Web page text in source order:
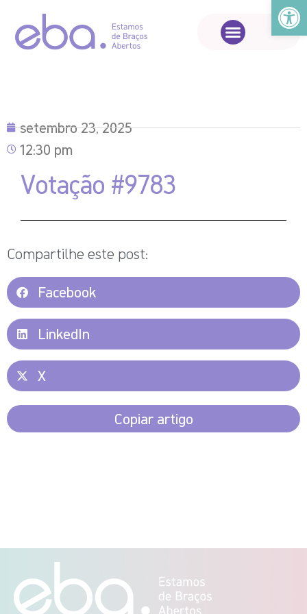
Abrir
setembro 23, 2025
12:30 pm
Votação #9783
Compartilhe este post:
Facebook
LinkedIn
X
Copiar artigo